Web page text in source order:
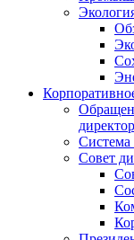
Система
Совет